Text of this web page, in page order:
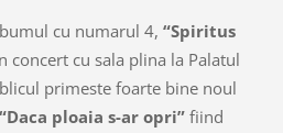
cu numarul 4, “Spiritus
concert cu sala plina la Palatul
primeste foarte bine noul
“Daca ploaia s-ar opri”fiind